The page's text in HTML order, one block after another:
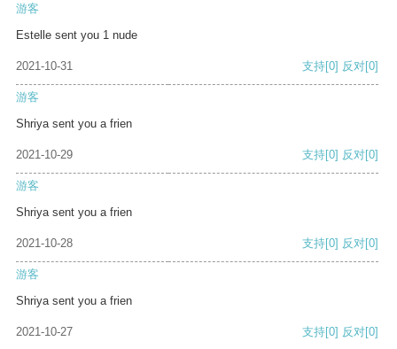
游客
Estelle sent you 1 nude
2021-10-31 支持[0] 反对[0]
游客
Shriya sent you a frien
2021-10-29 支持[0] 反对[0]
游客
Shriya sent you a frien
2021-10-28 支持[0] 反对[0]
游客
Shriya sent you a frien
2021-10-27 支持[0] 反对[0]